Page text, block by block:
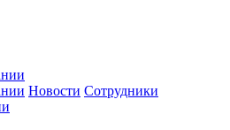
Новости Сотрудники